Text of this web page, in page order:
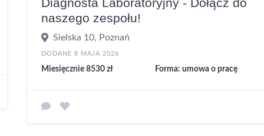
naszego zespołu!
Sielska 10, Poznań
DODANE 8 MAJA 2026
Miesięcznie 8530 zł Forma: umowa o pracę